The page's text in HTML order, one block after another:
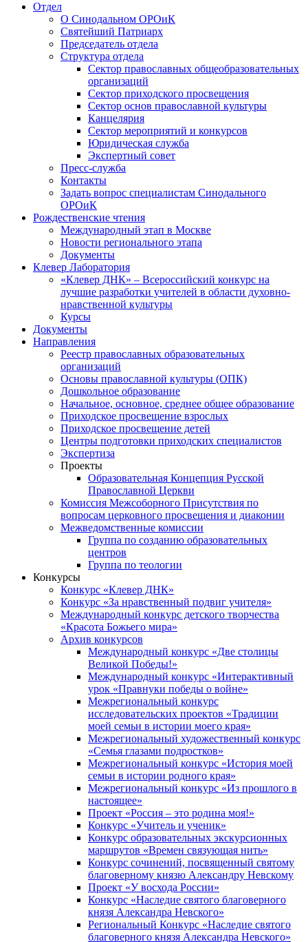
Отдел
О Синодальном ОРОиК
Святейший Патриарх
Председатель отдела
Структура отдела
Сектор православных общеобразовательных
организаций
Сектор приходского просвещения
Сектор основ православной культуры
Канцелярия
Сектор мероприятий и конкурсов
Юридическая служба
Экспертный совет
Пресс-служба
Контакты
Задать вопрос специалистам Синодального
ОРОиК
Рождественские чтения
Международный этап в Москве
Новости регионального этапа
Документы
Клевер Лаборатория
«Клевер ДНК» – Всероссийский конкурс на
лучшие разработки учителей в области духовно-
нравственной культуры
Курсы
Документы
Направления
Реестр православных образовательных
организаций
Основы православной культуры (ОПК)
Дошкольное образование
Начальное, основное, среднее общее образование
Приходское просвещение взрослых
Приходское просвещение детей
Центры подготовки приходских специалистов
Экспертиза
Проекты
Образовательная Концепция Русской
Православной Церкви
Комиссия Межсоборного Присутствия по
вопросам церковного просвещения и диаконии
Межведомственные комиссии
Группа по созданию образовательных
центров
Группа по теологии
Конкурсы
Конкурс «Клевер ДНК»
Конкурс «За нравственный подвиг учителя»
Международный конкурс детского творчества
«Красота Божьего мира»
Архив конкурсов
Международный конкурс «Две столицы
Великой Победы!»
Международный конкурс «Интерактивный
урок «Правнуки победы о войне»
Межрегиональный конкурс
исследовательских проектов «Традиции
моей семьи в истории моего края»
Межрегиональный художественный конкурс
«Семья глазами подростков»
Межрегиональный конкурс «История моей
семьи в истории родного края»
Межрегиональный конкурс «Из прошлого в
настоящее»
Проект «Россия – это родина моя!»
Конкурс «Учитель и ученик»
Конкурс образовательных экскурсионных
маршрутов «Времен связующая нить»
Конкурс сочинений, посвященный святому
благоверному князю Александру Невскому
Проект «У восхода России»
Конкурс «Наследие святого благоверного
князя Александра Невского»
Региональный Конкурс «Наследие святого
благоверного князя Александра Невского»